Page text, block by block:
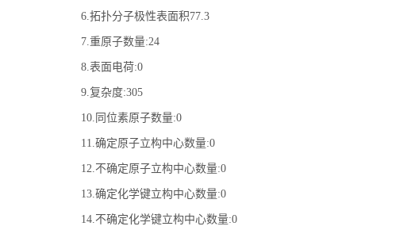
6.拓扑分子极性表面积77.3
7.重原子数量:24
8.表面电荷:0
9.复杂度:305
10.同位素原子数量:0
11.确定原子立构中心数量:0
12.不确定原子立构中心数量:0
13.确定化学键立构中心数量:0
14.不确定化学键立构中心数量:0